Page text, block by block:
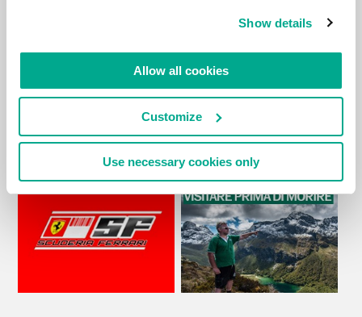
Show details
Allow all cookies
Customize
Use necessary cookies only